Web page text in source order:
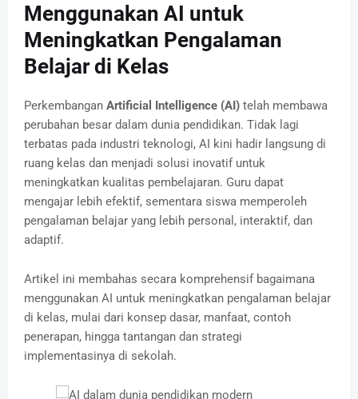
Menggunakan AI untuk
Meningkatkan Pengalaman
Belajar di Kelas
Perkembangan Artificial Intelligence (AI) telah membawa
perubahan besar dalam dunia pendidikan. Tidak lagi
terbatas pada industri teknologi, AI kini hadir langsung di
ruang kelas dan menjadi solusi inovatif untuk
meningkatkan kualitas pembelajaran. Guru dapat
mengajar lebih efektif, sementara siswa memperoleh
pengalaman belajar yang lebih personal, interaktif, dan
adaptif.
Artikel ini membahas secara komprehensif bagaimana
menggunakan AI untuk meningkatkan pengalaman belajar
di kelas, mulai dari konsep dasar, manfaat, contoh
penerapan, hingga tantangan dan strategi
implementasinya di sekolah.